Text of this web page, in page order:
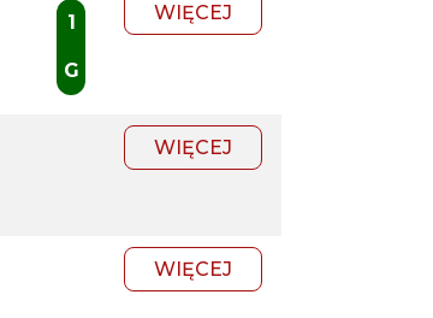
1
G
WIĘCEJ
WIĘCEJ
WIĘCEJ